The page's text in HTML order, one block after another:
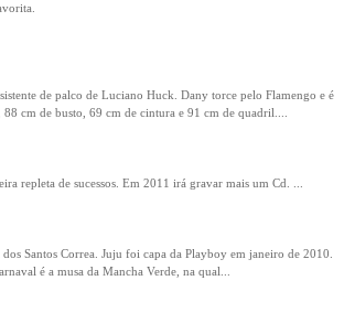
de palco de Luciano Huck. Dany torce pelo Flamengo e é
cm de busto, 69 cm de cintura e 91 cm de quadril....
repleta de sucessos. Em 2011 irá gravar mais um Cd. ...
Santos Correa. Juju foi capa da Playboy em janeiro de 2010.
é a musa da Mancha Verde, na qual...